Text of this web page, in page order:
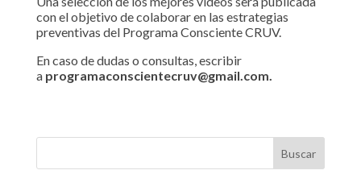
con el objetivo de colaborar en las estrategias
preventivas del Programa Consciente CRUV.
En caso de dudas o consultas, escribir
a programaconscientecruv@gmail.com.